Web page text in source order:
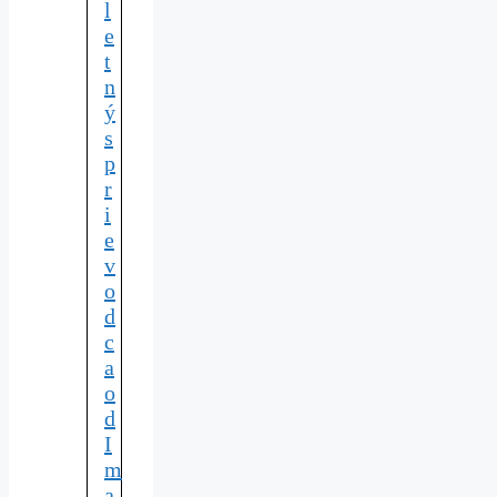
l
e
t
n
ý
s
p
r
i
e
v
o
d
c
a
o
d
I
m